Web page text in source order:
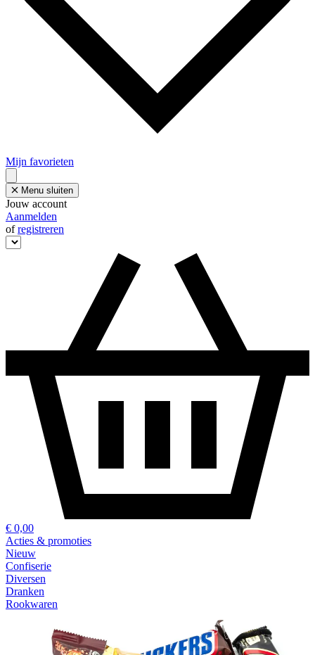
Mijn favorieten
Menu sluiten
Jouw account
Aanmelden
ofregistreren
€ 0,00
Acties & promoties
Nieuw
Confiserie
Diversen
Dranken
Rookwaren